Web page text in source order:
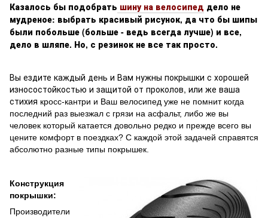
Казалось бы подобрать шину на велосипед дело не
мудреное: выбрать красивый рисунок, да что бы шипы
были побольше (больше - ведь всегда лучше) и все,
дело в шляпе. Но, с резинок не все так просто.
Вы ездите каждый день и Вам нужны покрышки с хорошей
износостойкостью и защитой от проколов, или же ваша
стихия кросс-кантри и Ваш велосипед уже не помнит когда
последний раз выезжал с грязи на асфальт, либо же вы
человек который катается довольно редко и прежде всего вы
цените комфорт в поездках? С каждой этой задачей справятся
абсолютно разные типы покрышек.
Конструкция
покрышки:
Производители